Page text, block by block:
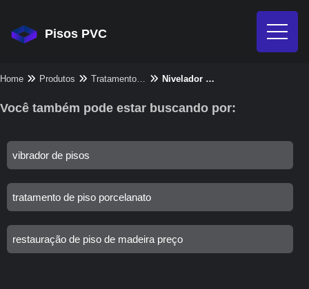
Pisos PVC
Home Produtos Tratamento de piso - Categoria Nivelador De Piso Liquido
Você também pode estar buscando por:
vibrador de pisos
tratamento de piso porcelanato
restauração de piso de madeira preço